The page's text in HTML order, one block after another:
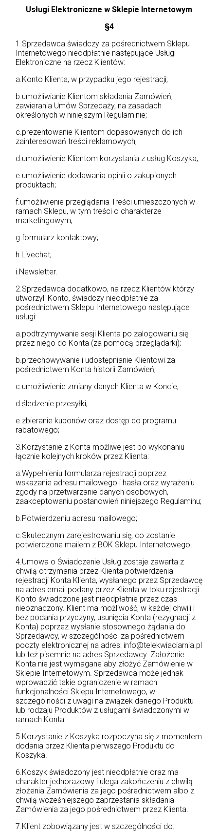
Usługi Elektroniczne w Sklepie Internetowym
§4
1.Sprzedawca świadczy za pośrednictwem Sklepu
Internetowego nieodpłatnie następujące Usługi
Elektroniczne na rzecz Klientów:
a.Konto Klienta, w przypadku jego rejestracji;
b.umożliwianie Klientom składania Zamówień,
zawierania Umów Sprzedaży, na zasadach
określonych w niniejszym Regulaminie;
c.prezentowanie Klientom dopasowanych do ich
zainteresowań treści reklamowych;
d.umożliwienie Klientom korzystania z usług Koszyka;
e.umożliwienie dodawania opinii o zakupionych
produktach;
f.umożliwienie przeglądania Treści umieszczonych w
ramach Sklepu, w tym treści o charakterze
marketingowym;
g.formularz kontaktowy;
h.Livechat;
i.Newsletter.
2.Sprzedawca dodatkowo, na rzecz Klientów którzy
utworzyli Konto, świadczy nieodpłatnie za
pośrednictwem Sklepu Internetowego następujące
usługi:
a.podtrzymywanie sesji Klienta po zalogowaniu się
przez niego do Konta (za pomocą przeglądarki);
b.przechowywanie i udostępnianie Klientowi za
pośrednictwem Konta historii Zamówień;
c.umożliwienie zmiany danych Klienta w Koncie;
d.śledzenie przesyłki;
e.zbieranie kuponów oraz dostęp do programu
rabatowego;
3.Korzystanie z Konta możliwe jest po wykonaniu
łącznie kolejnych kroków przez Klienta:
a.Wypełnieniu formularza rejestracji poprzez
wskazanie adresu mailowego i hasła oraz wyrażeniu
zgody na przetwarzanie danych osobowych,
zaakceptowaniu postanowień niniejszego Regulaminu;
b.Potwierdzeniu adresu mailowego;
c.Skutecznym zarejestrowaniu się, co zostanie
potwierdzone mailem z BOK Sklepu Internetowego.
4.Umowa o Świadczenie Usług zostaje zawarta z
chwilą otrzymania przez Klienta potwierdzenia
rejestracji Konta Klienta, wysłanego przez Sprzedawcę
na adres email podany przez Klienta w toku rejestracji.
Konto świadczone jest nieodpłatnie przez czas
nieoznaczony. Klient ma możliwość, w każdej chwili i
bez podania przyczyny, usunięcia Konta (rezygnacji z
Konta) poprzez wysłanie stosownego żądania do
Sprzedawcy, w szczególności za pośrednictwem
poczty elektronicznej na adres: info@telekwiaciarnia.pl
lub też pisemnie na adres Sprzedawcy. Założenie
Konta nie jest wymagane aby złożyć Zamówienie w
Sklepie Internetowym. Sprzedawca może jednak
wprowadzić takie ograniczenie w ramach
funkcjonalności Sklepu Internetowego, w
szczególności z uwagi na związek danego Produktu
lub rodzaju Produktów z usługami świadczonymi w
ramach Konta.
5.Korzystanie z Koszyka rozpoczyna się z momentem
dodania przez Klienta pierwszego Produktu do
Koszyka.
6.Koszyk świadczony jest nieodpłatnie oraz ma
charakter jednorazowy i ulega zakończeniu z chwilą
złożenia Zamówienia za jego pośrednictwem albo z
chwilą wcześniejszego zaprzestania składania
Zamówienia za jego pośrednictwem przez Klienta.
7.Klient zobowiązany jest w szczególności do: